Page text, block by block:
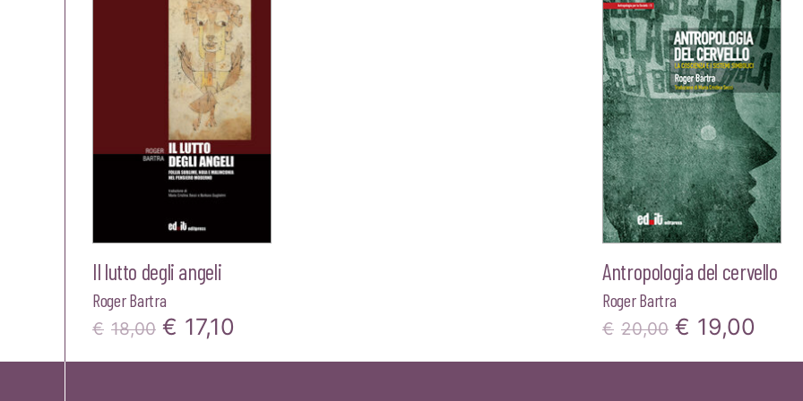
Il lutto degli angeli
Roger Bartra
€ 18,00 Il
prezzo
€ 17,10
prezzo
Antropologia del cervello
Roger Bartra
€ 20,00 Il
prezzo
€ 19,00